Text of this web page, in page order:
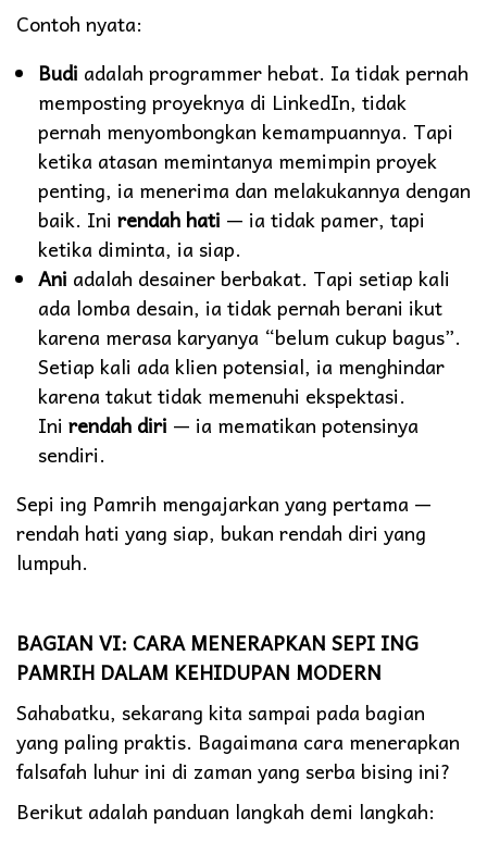
Contoh nyata:
Budi adalah programmer hebat. Ia tidak pernah
memposting proyeknya di LinkedIn, tidak
pernah menyombongkan kemampuannya. Tapi
ketika atasan memintanya memimpin proyek
penting, ia menerima dan melakukannya dengan
baik. Ini rendah hati — ia tidak pamer, tapi
ketika diminta, ia siap.
Ani adalah desainer berbakat. Tapi setiap kali
ada lomba desain, ia tidak pernah berani ikut
karena merasa karyanya “belum cukup bagus”.
Setiap kali ada klien potensial, ia menghindar
karena takut tidak memenuhi ekspektasi.
Ini rendah diri — ia mematikan potensinya
sendiri.
Sepi ing Pamrih mengajarkan yang pertama —
rendah hati yang siap, bukan rendah diri yang
lumpuh.
BAGIAN VI: CARA MENERAPKAN SEPI ING
PAMRIH DALAM KEHIDUPAN MODERN
Sahabatku, sekarang kita sampai pada bagian
yang paling praktis. Bagaimana cara menerapkan
falsafah luhur ini di zaman yang serba bising ini?
Berikut adalah panduan langkah demi langkah: